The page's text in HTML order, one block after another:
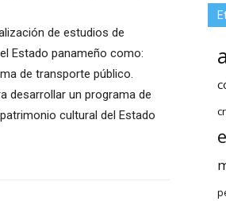
de estudios de
Estado panameño como:
de transporte público.
desarrollar un programa de
cultural del Estado